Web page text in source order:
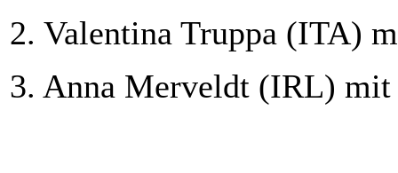
2. Valentina Truppa (ITA)
3. Anna Merveldt (IRL) mit